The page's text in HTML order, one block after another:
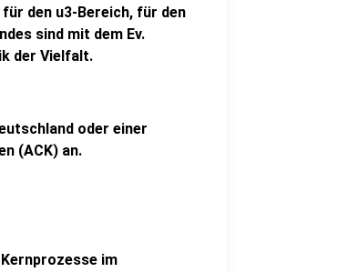
den u3-Bereich, für den
sind mit dem Ev.
der Vielfalt.
oder einer
(ACK) an.
im